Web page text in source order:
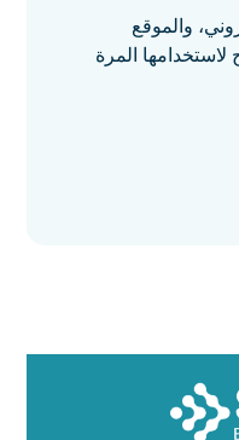
والموقع
لاستخدامها المرة